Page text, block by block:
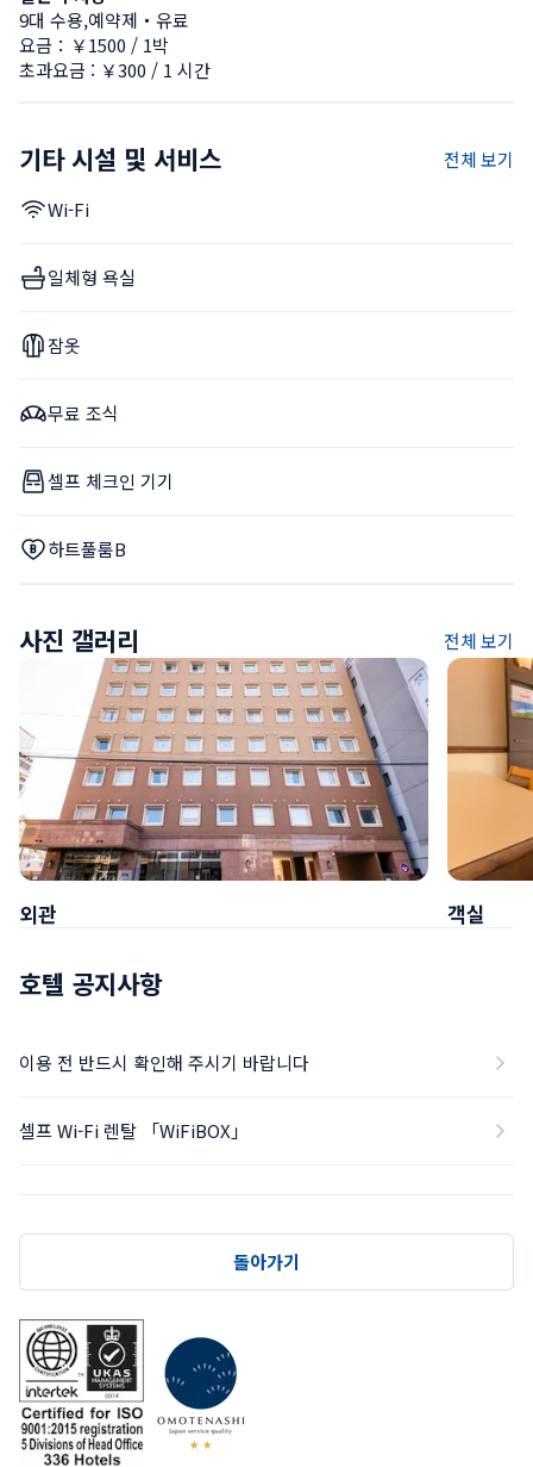
9대 수용,예약제・유료
요금：￥1500 / 1박
초과요금 : ￥300 / 1 시간
기타 시설 및 서비스 전체 보기
Wi-Fi
일체형 욕실
잠옷
무료 조식
셀프 체크인 기기
하트풀룸B
사진 갤러리 전체 보기
외관 객실
호텔 공지사항
이용 전 반드시 확인해 주시기 바랍니다
셀프 Wi-Fi 렌탈 「WiFiBOX」
돌아가기